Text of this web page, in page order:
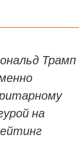
Трамп
на